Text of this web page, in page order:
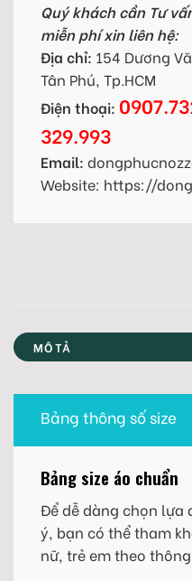
Quý khách cần Tư
miễn phí xin liên hệ:
Địa chỉ: 154 Dương
Tân Phú, Tp.HCM
Điện thoại:
329.993
Email:
Website: https://
MÔ TẢ
Bảng thông số size
Bảng size áo chuẩn
Để dễ dàng chọn lựa
ý, bạn có thể tham
nữ, trẻ em theo